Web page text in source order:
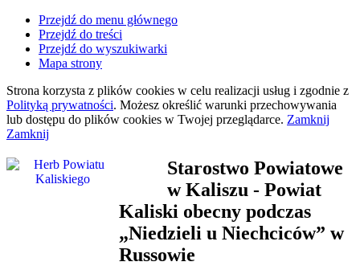
Przejdź do menu głównego
Przejdź do treści
Przejdź do wyszukiwarki
Mapa strony
Strona korzysta z plików cookies w celu realizacji usług i zgodnie z
Polityką prywatności. Możesz określić warunki przechowywania
lub dostępu do plików cookies w Twojej przeglądarce. Zamknij
Zamknij
Starostwo Powiatowe
w Kaliszu - Powiat
Kaliski obecny podczas
„Niedzieli u Niechciców” w
Russowie